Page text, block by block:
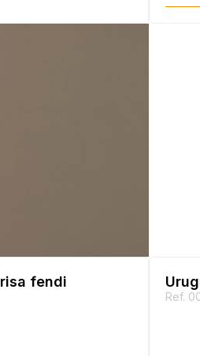
fendi
Ref.